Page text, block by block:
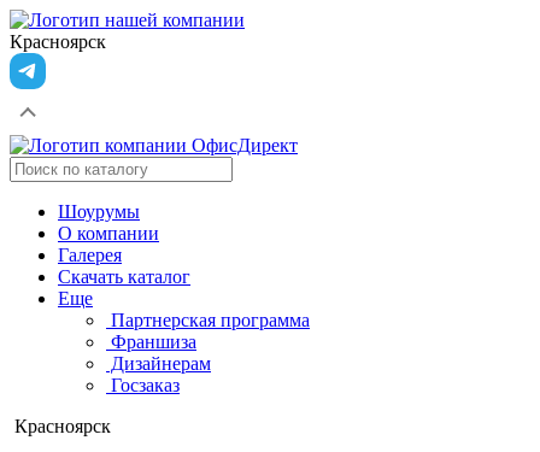
Красноярск
Шоурумы
О компании
Галерея
Скачать каталог
Еще
Партнерская программа
Франшиза
Дизайнерам
Госзаказ
Красноярск